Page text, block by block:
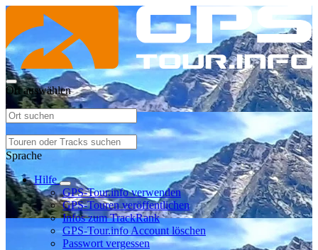
Ort auswählen
Sprache
Hilfe
GPS-Tour.info verwenden
GPS-Touren veröffentlichen
Infos zum TrackRank
GPS-Tour.info Account löschen
Passwort vergessen